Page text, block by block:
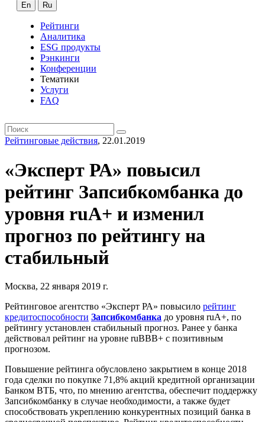
En Ru
Рейтинги
Аналитика
ESG продукты
Рэнкинги
Конференции
Тематики
Услуги
FAQ
Рейтинговые действия, 22.01.2019
«Эксперт РА» повысил
рейтинг Запсибкомбанка до
уровня ruА+ и изменил
прогноз по рейтингу на
стабильный
Москва, 22 января 2019 г.
Рейтинговое агентство «Эксперт РА» повысило рейтинг
кредитоспособности Запсибкомбанка до уровня ruА+, по
рейтингу установлен стабильный прогноз. Ранее у банка
действовал рейтинг на уровне ruBBB+ с позитивным
прогнозом.
Повышение рейтинга обусловлено закрытием в конце 2018
года сделки по покупке 71,8% акций кредитной организации
Банком ВТБ, что, по мнению агентства, обеспечит поддержку
Запсибкомбанку в случае необходимости, а также будет
способствовать укреплению конкурентных позиций банка в